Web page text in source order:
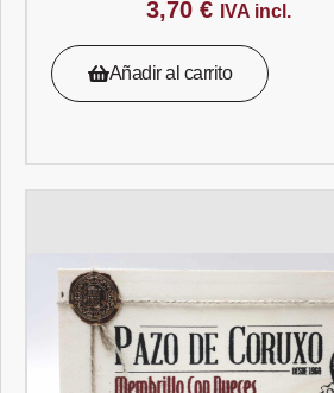
3,70 € IVA incl.
Añadir al carrito